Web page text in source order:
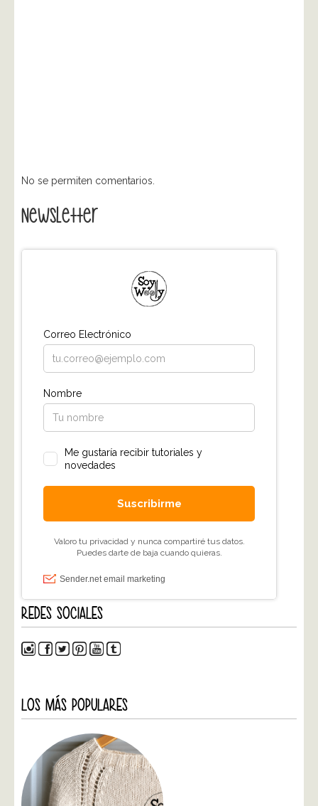
No se permiten comentarios.
Newsletter
REDES SOCIALES
LOS MÁS POPULARES